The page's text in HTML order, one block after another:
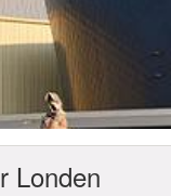
Londen